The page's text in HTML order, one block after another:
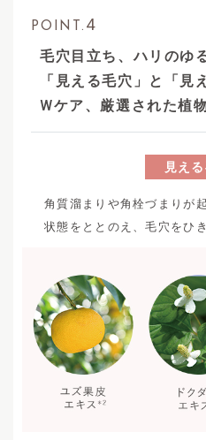
POINT. 4
毛穴目立ち、ハリのゆ
「見える毛穴」と「見
Wケア、厳選された植
見え
角質溜まりや角栓づまりが
状態をととのえ、毛穴をひ